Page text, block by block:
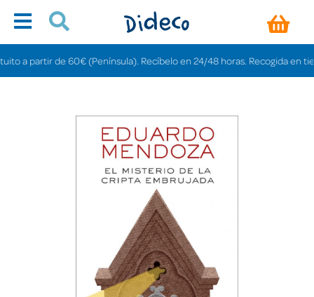
a partir de 60€ (Península). Recíbelo en 24/48 horas. Recogida en